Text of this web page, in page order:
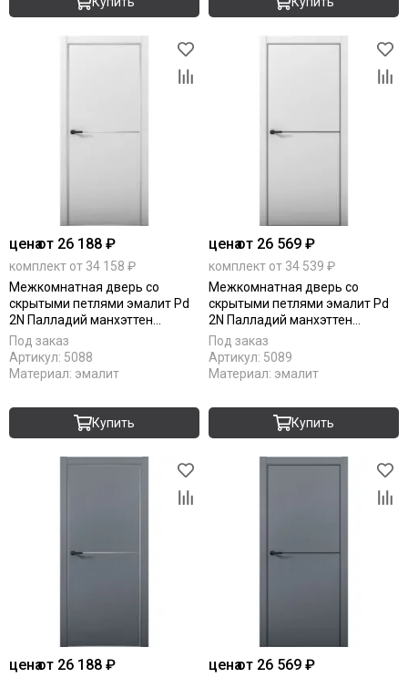
ценаот 26 188 ₽
комплект от 34 158 ₽
Межкомнатная дверь со
скрытыми петлями эмалит Pd
2N Палладий манхэттен
алюминиевая кромка Al глухая
Под заказ
Артикул: 5088
Материал: эмалит
Купить
ценаот 26 569 ₽
комплект от 34 539 ₽
Межкомнатная дверь со
скрытыми петлями эмалит Pd
2N Палладий манхэттен
алюминиевая кромка Al Black
Edition глухая
Под заказ
Артикул: 5089
Материал: эмалит
Купить
ценаот 26 188 ₽ ценаот 26 569 ₽